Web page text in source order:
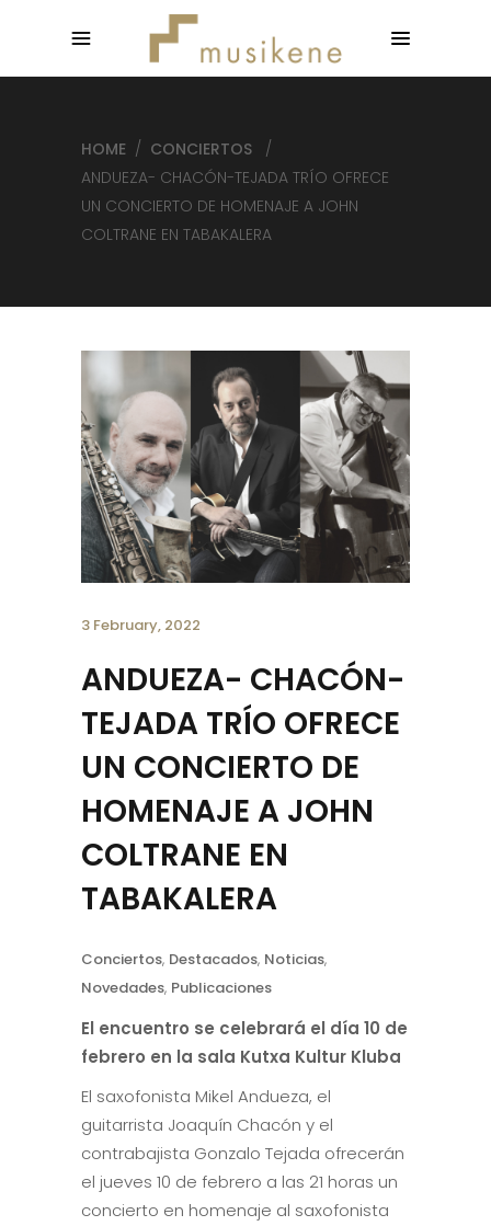
HOME / CONCIERTOS
/
ANDUEZA- CHACÓN-TEJADA TRÍO OFRECE
UN CONCIERTO DE HOMENAJE A JOHN
COLTRANE EN TABAKALERA
3 February, 2022
ANDUEZA- CHACÓN-
TEJADA TRÍO OFRECE
UN CONCIERTO DE
HOMENAJE A JOHN
COLTRANE EN
TABAKALERA
Conciertos, Destacados, Noticias,
Novedades, Publicaciones
El encuentro se celebrará el día 10 de
febrero en la sala Kutxa Kultur Kluba
El saxofonista Mikel Andueza, el
guitarrista Joaquín Chacón y el
contrabajista Gonzalo Tejada ofrecerán
el jueves 10 de febrero a las 21 horas un
concierto en homenaje al saxofonista